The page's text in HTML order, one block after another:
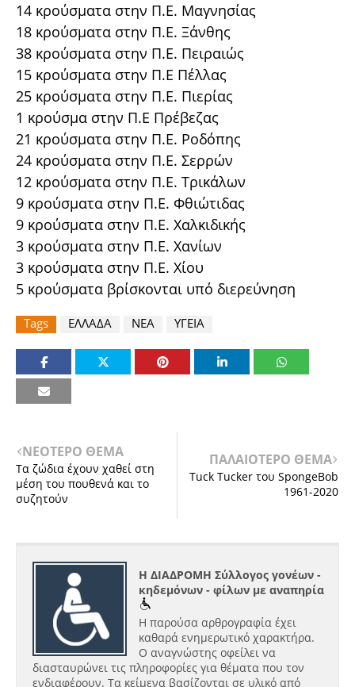
14 κρούσματα στην Π.Ε. Μαγνησίας
18 κρούσματα στην Π.Ε. Ξάνθης
38 κρούσματα στην Π.Ε. Πειραιώς
15 κρούσματα στην Π.Ε Πέλλας
25 κρούσματα στην Π.Ε. Πιερίας
1 κρούσμα στην Π.Ε Πρέβεζας
21 κρούσματα στην Π.Ε. Ροδόπης
24 κρούσματα στην Π.Ε. Σερρών
12 κρούσματα στην Π.Ε. Τρικάλων
9 κρούσματα στην Π.Ε. Φθιώτιδας
9 κρούσματα στην Π.Ε. Χαλκιδικής
3 κρούσματα στην Π.Ε. Χανίων
3 κρούσματα στην Π.Ε. Χίου
5 κρούσματα βρίσκονται υπό διερεύνηση
Tags ΕΛΛΑΔΑ ΝΕΑ ΥΓΕΙΑ
ΝΕΟΤΕΡΟ ΘΕΜΑ
Τα ζώδια έχουν χαθεί στη
μέση του πουθενά και το
συζητούν
ΠΑΛΑΙΟΤΕΡΟ ΘΕΜΑ
Tuck Tucker του SpongeBob
1961-2020
Η ΔΙΑΔΡΟΜΗ Σύλλογος γονέων -
κηδεμόνων - φίλων με αναπηρία
Η παρούσα αρθρογραφία έχει
καθαρά ενημερωτικό χαρακτήρα.
Ο αναγνώστης οφείλει να
διασταυρώνει τις πληροφορίες για θέματα που τον
ενδιαφέρουν. Τα κείμενα βασίζονται σε υλικό από